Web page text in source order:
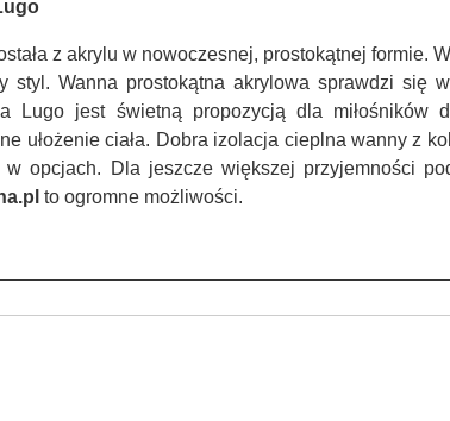
z akrylu w nowoczesnej, prostokątnej formie.
styl. Wanna prostokątna akrylowa sprawdzi się
Lugo jest świetną propozycją dla miłośników
ułożenie ciała. Dobra izolacja cieplna wanny z
opcjach. Dla jeszcze większej przyjemności
to ogromne możliwości.